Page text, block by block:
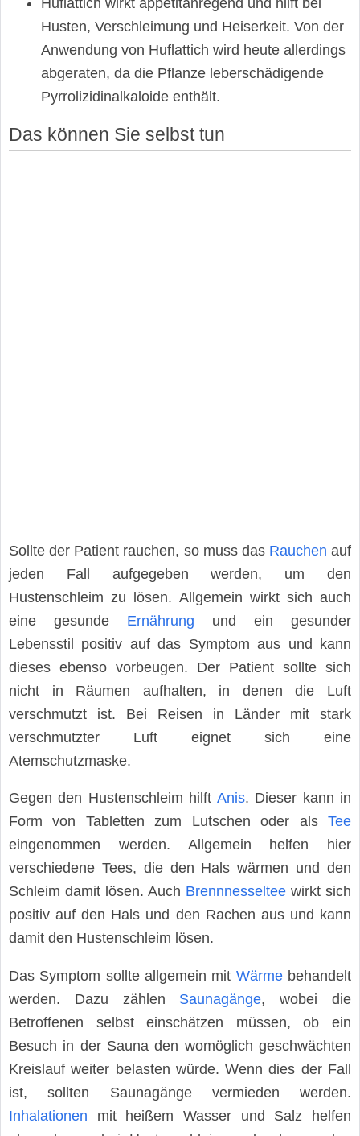
Huflattich wirkt appetitanregend und hilft bei
Husten, Verschleimung und Heiserkeit. Von der
Anwendung von Huflattich wird heute allerdings
abgeraten, da die Pflanze leberschädigende
Pyrrolizidinalkaloide enthält.
Das können Sie selbst tun
Sollte der Patient rauchen, so muss das Rauchen auf
jeden Fall aufgegeben werden, um den
Hustenschleim zu lösen. Allgemein wirkt sich auch
eine gesunde Ernährung und ein gesunder
Lebensstil positiv auf das Symptom aus und kann
dieses ebenso vorbeugen. Der Patient sollte sich
nicht in Räumen aufhalten, in denen die Luft
verschmutzt ist. Bei Reisen in Länder mit stark
verschmutzter Luft eignet sich eine
Atemschutzmaske.
Gegen den Hustenschleim hilft Anis. Dieser kann in
Form von Tabletten zum Lutschen oder als Tee
eingenommen werden. Allgemein helfen hier
verschiedene Tees, die den Hals wärmen und den
Schleim damit lösen. Auch Brennnesseltee wirkt sich
positiv auf den Hals und den Rachen aus und kann
damit den Hustenschleim lösen.
Das Symptom sollte allgemein mit Wärmebehandelt
werden. Dazu zählen Saunagänge, wobei die
Betroffenen selbst einschätzen müssen, ob ein
Besuch in der Sauna den womöglich geschwächten
Kreislauf weiter belasten würde. Wenn dies der Fall
ist, sollten Saunagänge vermieden werden.
Inhalationen mit heißem Wasser und Salz helfen